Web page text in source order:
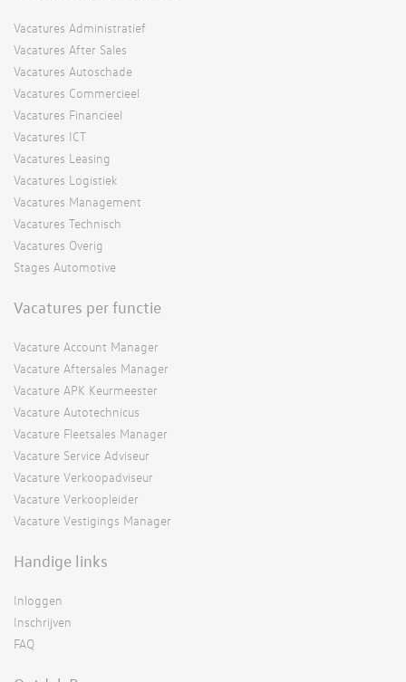
Vacatures Administratief
Vacatures After Sales
Vacatures Autoschade
Vacatures Commercieel
Vacatures Financieel
Vacatures ICT
Vacatures Leasing
Vacatures Logistiek
Vacatures Management
Vacatures Technisch
Vacatures Overig
Stages Automotive
Vacatures per functie
Vacature Account Manager
Vacature Aftersales Manager
Vacature APK Keurmeester
Vacature Autotechnicus
Vacature Fleetsales Manager
Vacature Service Adviseur
Vacature Verkoopadviseur
Vacature Verkoopleider
Vacature Vestigings Manager
Handige links
Inloggen
Inschrijven
FAQ